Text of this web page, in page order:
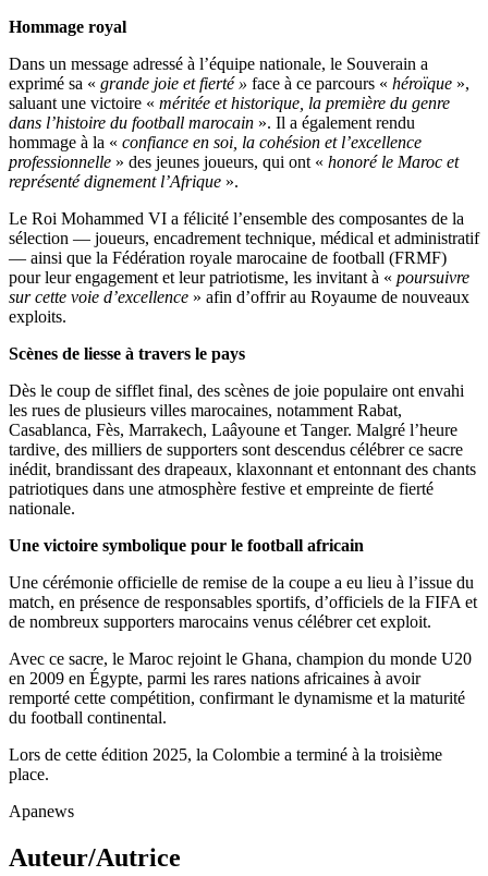
Hommage royal
Dans un message adressé à l’équipe nationale, le Souverain a
exprimé sa « grande joie et fierté » face à ce parcours « héroïque »,
saluant une victoire « méritée et historique, la première du genre
dans l’histoire du football marocain ». Il a également rendu
hommage à la « confiance en soi, la cohésion et l’excellence
professionnelle » des jeunes joueurs, qui ont « honoré le Maroc et
représenté dignement l’Afrique ».
Le Roi Mohammed VI a félicité l’ensemble des composantes de la
sélection — joueurs, encadrement technique, médical et administratif
— ainsi que la Fédération royale marocaine de football (FRMF)
pour leur engagement et leur patriotisme, les invitant à « poursuivre
sur cette voie d’excellence » afin d’offrir au Royaume de nouveaux
exploits.
Scènes de liesse à travers le pays
Dès le coup de sifflet final, des scènes de joie populaire ont envahi
les rues de plusieurs villes marocaines, notamment Rabat,
Casablanca, Fès, Marrakech, Laâyoune et Tanger. Malgré l’heure
tardive, des milliers de supporters sont descendus célébrer ce sacre
inédit, brandissant des drapeaux, klaxonnant et entonnant des chants
patriotiques dans une atmosphère festive et empreinte de fierté
nationale.
Une victoire symbolique pour le football africain
Une cérémonie officielle de remise de la coupe a eu lieu à l’issue du
match, en présence de responsables sportifs, d’officiels de la FIFA et
de nombreux supporters marocains venus célébrer cet exploit.
Avec ce sacre, le Maroc rejoint le Ghana, champion du monde U20
en 2009 en Égypte, parmi les rares nations africaines à avoir
remporté cette compétition, confirmant le dynamisme et la maturité
du football continental.
Lors de cette édition 2025, la Colombie a terminé à la troisième
place.
Apanews
Auteur/Autrice